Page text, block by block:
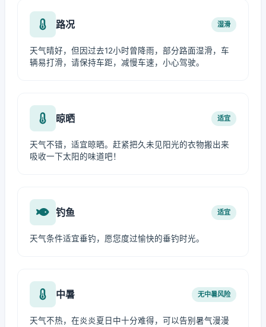
路况 湿滑
天气晴好，但因过去12小时曾降雨，部分路面湿滑，车
辆易打滑，请保持车距，减慢车速，小心驾驶。
晾晒 适宜
天气不错，适宜晾晒。赶紧把久未见阳光的衣物搬出来
吸收一下太阳的味道吧！
钓鱼 适宜
天气条件适宜垂钓，愿您度过愉快的垂钓时光。
中暑 无中暑风险
天气不热，在炎炎夏日中十分难得，可以告别暑气漫漫